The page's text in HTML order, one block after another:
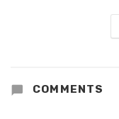
COMMENTS